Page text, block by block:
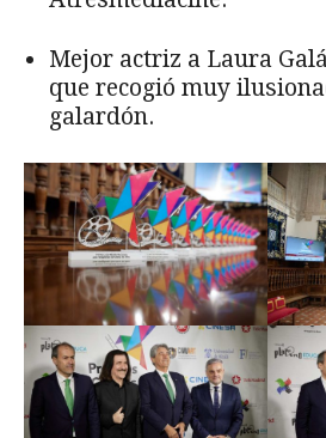
Mejor actriz a Laura
que recogió muy
galardón.